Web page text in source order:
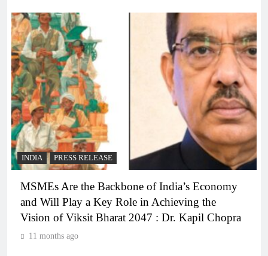
INDIA PRESS RELEASE
MSMEs Are the Backbone of India’s Economy
and Will Play a Key Role in Achieving the
Vision of Viksit Bharat 2047 : Dr. Kapil Chopra
11 months ago